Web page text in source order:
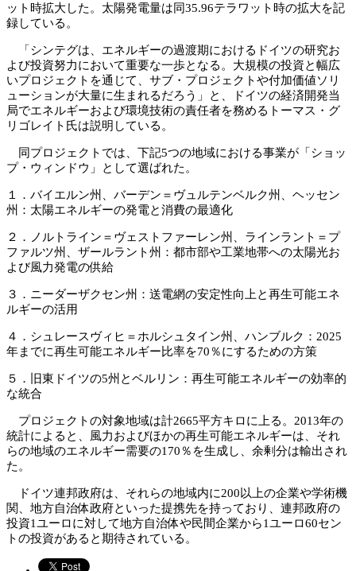
ット時拡大した。太陽発電量は同35.96テラワット時の拡大を記
録している。
「シンテグは、エネルギーの過渡期におけるドイツの研究お
よび投資努力において重要な一歩となる。大規模の投資と幅広
いプロジェクトを通じて、サブ・プロジェクトや付加価値ソリ
ューションが大量に生まれるだろう」と、ドイツの経済開発当
局でエネルギーおよび環境技術の責任者を務めるトーマス・グ
リゴレイト氏は説明している。
同プロジェクトでは、下記5つの地域における事業が「ショッ
プ・ウィンドウ」として選ばれた。
１．バイエルン州、バーデン＝ヴュルテンベルク州、ヘッセン
州：太陽エネルギーの発電と消費の最適化
２．ノルトライン＝ヴェストファーレン州、ラインラント＝プ
ファルツ州、ザールラント州：都市部や工業地帯への太陽光お
よび風力発電の供給
３．ニーダーザクセン州：送電網の安定性向上と再生可能エネ
ルギーの活用
４．シュレースヴィヒ＝ホルシュタイン州、ハンブルク：2025
年までに再生可能エネルギー比率を70％にするための方策
５．旧東ドイツの5州とベルリン：再生可能エネルギーの効率的
な統合
プロジェクトの対象地域は計2665平方キロに上る。2013年の
統計によると、風力およびほかの再生可能エネルギーは、それ
らの地域のエネルギー需要の170％を生成し、余剰分は輸出され
た。
ドイツ連邦政府は、それらの地域内に200以上の企業や学術機
関、地方自治体政府といった提携先を持っており、連邦政府の
投資1ユーロに対して地方自治体や民間企業から1ユーロ60セン
トの投資があると期待されている。